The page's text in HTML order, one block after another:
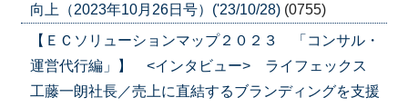
向上（2023年10月26日号）('23/10/28) (0755)
【ＥＣソリューションマップ２０２３ 「コンサル・
運営代行編」】 <インタビュー> ライフェックス
工藤一朗社長／売上に直結するブランディングを支援